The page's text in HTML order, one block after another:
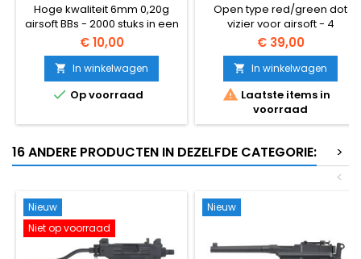
Hoge kwaliteit 6mm 0,20g
airsoft BBs - 2000 stuks in een
zak. Het standaard universele
BB-gewicht, compatibel met
vrijwel alle AEG geweren en
veergedreven wapens.
Gladde naadloze oppervlak,
diameter, betrouwbare
€ 10,00
 In winkelwagen
 Op voorraad
Open type red/green dot
vizier voor airsoft - 4
patronen, 2 kleuren
€ 39,00
 In winkelwagen
 Laatste items in
voorraad
16 ANDERE PRODUCTEN IN DEZELFDE CATEGORIE:
>
<
Nieuw
Niet op voorraad
Nieuw